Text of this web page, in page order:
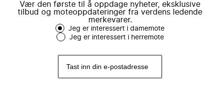
Vær den første til å oppdage nyheter, eksklusive
tilbud og moteoppdateringer fra verdens ledende
merkevarer.
Jeg er interessert i damemote
Jeg er interessert i herremote